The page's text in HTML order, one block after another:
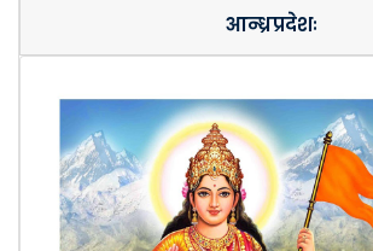
आन्ध्रप्रदेशः